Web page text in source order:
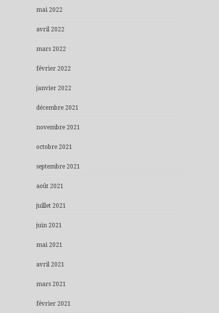
mai 2022
avril 2022
mars 2022
février 2022
janvier 2022
décembre 2021
novembre 2021
octobre 2021
septembre 2021
août 2021
juillet 2021
juin 2021
mai 2021
avril 2021
mars 2021
février 2021